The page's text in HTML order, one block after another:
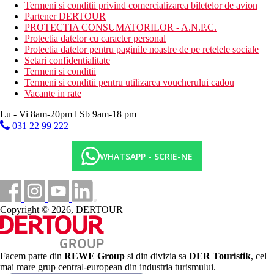
Hotelul dispune de:
hol de intrare cu receptie
4 restaurante
mini market
sala de conferinte
Wifi in tot hotelul (gratuit)
sala de conferinte
gratuite)
sezlonguri cu umbrele de soare la piscina gratuit
(piscine, plaje, restaurante si baruri, ca parte a Premium
All inclusive si posibilitatea de utilizare nelimitata a tuturor
restaurantelor si barurilor)
loc de joaca
mini club
Descrierea plajei
plaja cu pietris
dus pe plaja
prosoape gratuite
sezlonguri si umbrele contra cost
Termeni si conditii privind comercializarea biletelor de avion
Partener DERTOUR
PROTECTIA CONSUMATORILOR - A.N.P.C.
Protectia datelor cu caracter personal
Protectia datelor pentru paginile noastre de pe retelele sociale
Setari confidentialitate
Termeni si conditii
Termeni si conditii pentru utilizarea voucherului cadou
Vacante in rate
Lu - Vi 8am-20pm l Sb 9am-18 pm
031 22 99 222
WHATSAPP - SCRIE-NE
Copyright © 2026, DERTOUR
Facem parte din REWE Group si din divizia sa DER Touristik, cel
mai mare grup central-european din industria turismului.